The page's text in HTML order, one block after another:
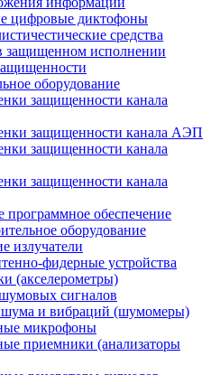
цифровые диктофоны
средства
защищенном исполнении
оборудование
защищенности канала
защищенности канала АЭП
защищенности канала
защищенности канала
программное обеспечение
оборудование
излучатели
фидерные устройства
(акселерометры)
сигналов
шума и вибраций (шумомеры)
микрофоны
приемники (анализаторы